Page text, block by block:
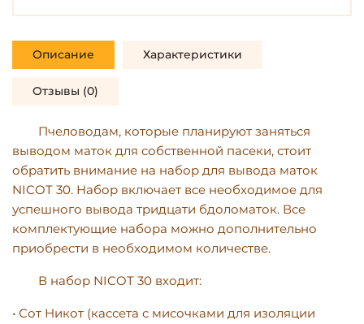
Описание Характеристики
Отзывы (0)
Пчеловодам, которые планируют заняться
выводом маток для собственной пасеки, стоит
обратить внимание на набор для вывода маток
NICOT 30. Набор включает все необходимое для
успешного вывода тридцати бдоломаток. Все
комплектующие набора можно дополнительно
приобрести в необходимом количестве.
В набор NICOT 30 входит:
• Сот Никот (кассета с мисочками для изоляции